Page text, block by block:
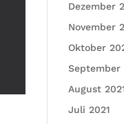
Dezember
November
Oktober
September
August
Juli 2021